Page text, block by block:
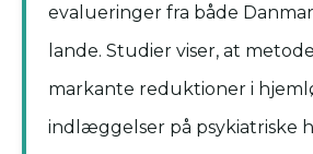
evalueringer fra både
lande. Studier viser, at
markante reduktioner i
indlæggelser på psykiatriske